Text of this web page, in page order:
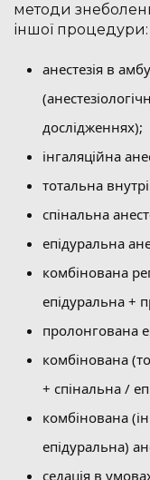
методи
іншої процедури:
анестезія в
дослідженнях);
інгаляційна
тотальна
спінальна
епідуральна
комбінована
епідуральна +
пролонгована
комбінована
+ спінальна /
комбінована
епідуральна)
седація в